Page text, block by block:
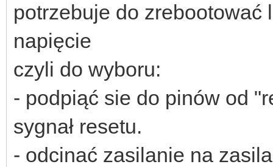
potrzebuje do zrebootować
napięcie
czyli do wyboru:
- podpiąć sie do pinów od
sygnał resetu.
- odcinać zasilanie na